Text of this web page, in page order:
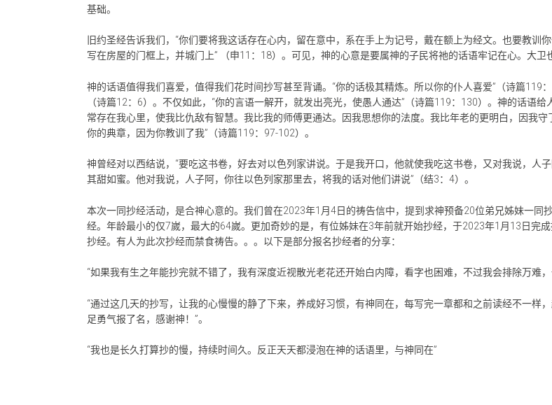
基础。
旧约圣经告诉我们，“你们要将我这话存在心内，留在意中，系在手上为记号，戴在额上为经文。也要教
写在房屋的门框上，并城门上” （申11：18）。可见，神的心意是要属神的子民将祂的话语牢记在心。大卫
神的话语值得我们喜爱，值得我们花时间抄写甚至背诵。“你的话极其精炼。所以你的仆人喜爱”（诗篇119
（诗篇12：6）。不仅如此，“你的言语一解开，就发出亮光，使愚人通达”（诗篇119：130）。神的话语
常存在我心里，使我比仇敌有智慧。我比我的师傅更通达。因我思想你的法度。我比年老的更明白，因我
你的典章，因为你教训了我”（诗篇119：97-102）。
神曾经对以西结说，“要吃这书卷，好去对以色列家讲说。于是我开口，他就使我吃这书卷，又对我说，人
其甜如蜜。他对我说，人子阿，你往以色列家那里去，将我的话对他们讲说”（结3：4）。
本次一同抄经活动，是合神心意的。我们曾在2023年1月4日的祷告信中，提到求神预备20位弟兄姊妹一
经。年龄最小的仅7嵗，最大的64嵗。更加奇妙的是，有位姊妹在3年前就开始抄经，于2023年1月13日完
抄经。有人为此次抄经而禁食祷告。。。以下是部分报名抄经者的分享：
“如果我有生之年能抄完就不错了，我有深度近视散光老花还开始白内障，看字也困难，不过我会排除万难，
“通过这几天的抄写，让我的心慢慢的静了下来，养成好习惯，有神同在，每写完一章都和之前读经不一样
足勇气报了名，感谢神！”。
“我也是长久打算抄的慢，持续时间久。反正天天都浸泡在神的话语里，与神同在”